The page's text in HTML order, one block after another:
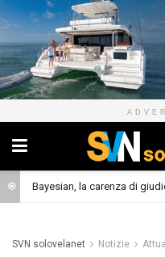
SVN solovelanet Notizie